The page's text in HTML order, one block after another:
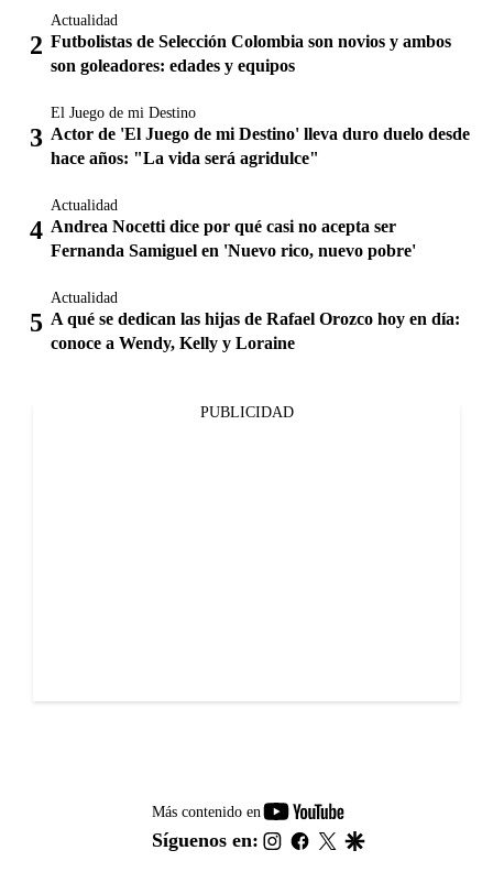
Actualidad
Futbolistas de Selección Colombia son novios y ambos
son goleadores: edades y equipos
El Juego de mi Destino
Actor de 'El Juego de mi Destino' lleva duro duelo desde
hace años: "La vida será agridulce"
Actualidad
Andrea Nocetti dice por qué casi no acepta ser
Fernanda Samiguel en 'Nuevo rico, nuevo pobre'
Actualidad
A qué se dedican las hijas de Rafael Orozco hoy en día:
conoce a Wendy, Kelly y Loraine
PUBLICIDAD
Más contenido en
youtube-
footer
Síguenos en: instagram
facebook
twitter